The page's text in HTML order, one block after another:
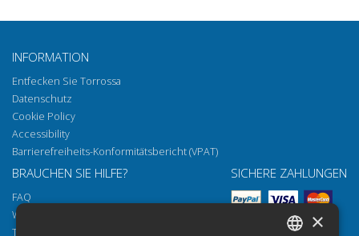
INFORMATION
Entfecken Sie Torrossa
Datenschutz
Cookie Policy
Accessibility
Barrierefreiheits-Konformitätsbericht (VPAT)
BRAUCHEN SIE HILFE?
FAQ
Wie öffnen Sie unsere Dokumente
Torrossa Reader
SICHERE ZAHLUNGEN
×